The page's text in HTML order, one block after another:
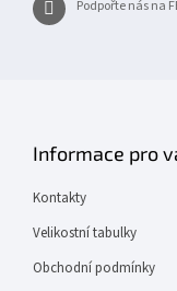
Podpořte nás na
Informace pro
Kontakty
Velikostní tabulky
Obchodní podmínky